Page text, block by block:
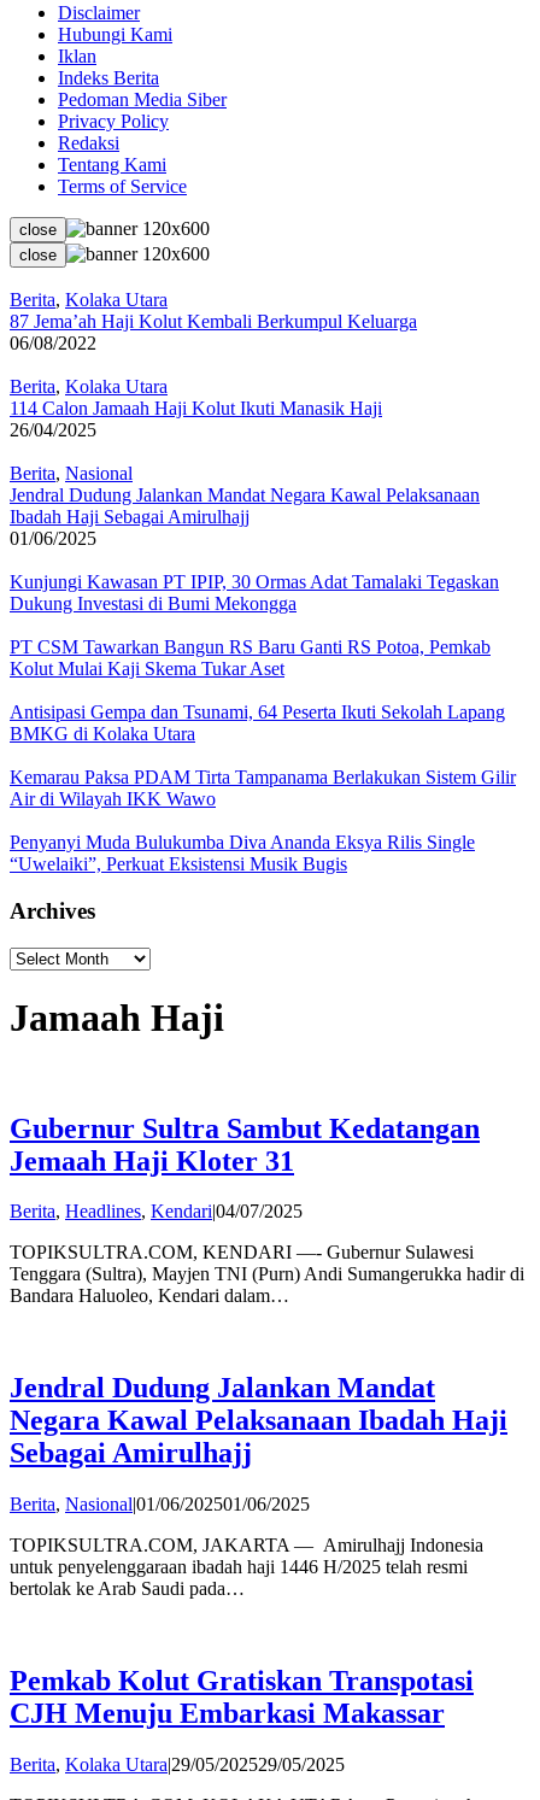
Disclaimer
Hubungi Kami
Iklan
Indeks Berita
Pedoman Media Siber
Privacy Policy
Redaksi
Tentang Kami
Terms of Service
close
close
Berita, Kolaka Utara
87 Jema’ah Haji Kolut Kembali Berkumpul Keluarga
06/08/2022
Berita, Kolaka Utara
114 Calon Jamaah Haji Kolut Ikuti Manasik Haji
26/04/2025
Berita, Nasional
Jendral Dudung Jalankan Mandat Negara Kawal Pelaksanaan
Ibadah Haji Sebagai Amirulhajj
01/06/2025
Kunjungi Kawasan PT IPIP, 30 Ormas Adat Tamalaki Tegaskan
Dukung Investasi di Bumi Mekongga
PT CSM Tawarkan Bangun RS Baru Ganti RS Potoa, Pemkab
Kolut Mulai Kaji Skema Tukar Aset
Antisipasi Gempa dan Tsunami, 64 Peserta Ikuti Sekolah Lapang
BMKG di Kolaka Utara
Kemarau Paksa PDAM Tirta Tampanama Berlakukan Sistem Gilir
Air di Wilayah IKK Wawo
Penyanyi Muda Bulukumba Diva Ananda Eksya Rilis Single
“Uwelaiki”, Perkuat Eksistensi Musik Bugis
Archives
Archives
Jamaah Haji
Gubernur Sultra Sambut Kedatangan
Jemaah Haji Kloter 31
Berita, Headlines, Kendari04/07/2025by
TOPIKSULTRA.COM, KENDARI —- Gubernur Sulawesi
Tenggara (Sultra), Mayjen TNI (Purn) Andi Sumangerukka hadir di
Bandara Haluoleo, Kendari dalam…
Jendral Dudung Jalankan Mandat
Negara Kawal Pelaksanaan Ibadah Haji
Sebagai Amirulhajj
Berita, Nasional|01/06/202501/06/2025by
TOPIKSULTRA.COM, JAKARTA — Amirulhajj Indonesia
untuk penyelenggaraan ibadah haji 1446 H/2025 telah resmi
bertolak ke Arab Saudi pada…
Pemkab Kolut Gratiskan Transpotasi
CJH Menuju Embarkasi Makassar
Berita, Kolaka Utara|29/05/202529/05/2025by